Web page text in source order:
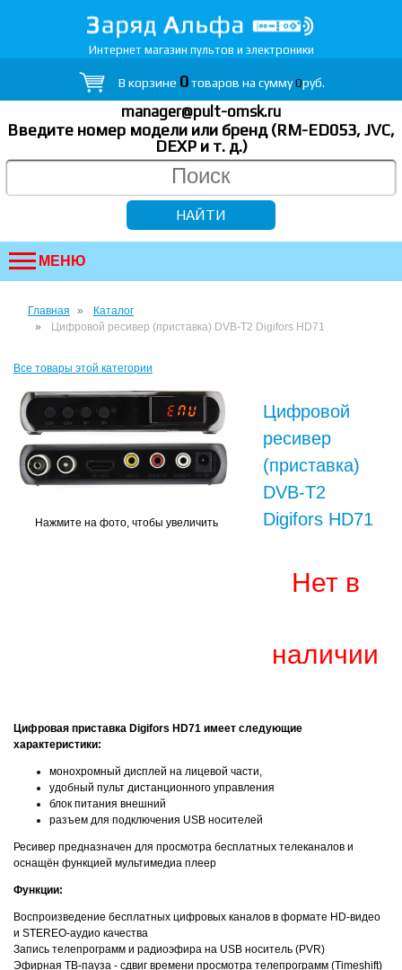
Интернет магазин пультов и электроники
В корзине 0товаров на сумму0руб.
manager@pult-omsk.ru
Введите номер модели или бренд (RM-ED053, JVC,
DEXP и т. д.)
МЕНЮ
Главная
Каталог
Цифровой ресивер (приставка) DVB-T2 Digifors HD71
Все товары этой категории
Нажмите на фото, чтобы увеличить
Цифровой
ресивер
(приставка)
DVB-T2
Digifors HD71
Нет в
наличии
Цифровая приставка Digifors HD71 имеет следующие
характеристики:
монохромный дисплей на лицевой части,
удобный пульт дистанционного управления
блок питания внешний
разъем для подключения USB носителей
Ресивер предназначен для просмотра бесплатных телеканалов и
оснащён функцией мультимедиа плеер
Функции:
Воспроизведение бесплатных цифровых каналов в формате HD-видео
и STEREO-аудио качества
Запись телепрограмм и радиоэфира на USB носитель (PVR)
Эфирная ТВ-пауза - сдвиг времени просмотра телепрограмм (Timeshift)